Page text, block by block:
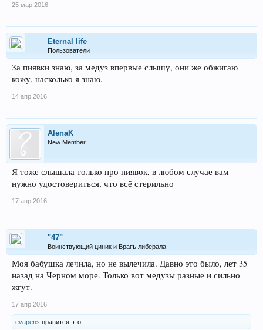
25 мар 2016
Eternal life
Пользователи
За пиявки знаю, за медуз впервые слышу, они же обжигаю
кожу, насколько я знаю.
14 апр 2016
AlenaK
New Member
Я тоже слышала только про пиявок, в любом случае вам
нужно удостовериться, что всё стерильно
17 апр 2016
"47"
Воинствующий циник и Врагъ либерала
Моя бабушка лечила, но не вылечила. Давно это было, лет 35
назад на Черном море. Только вот медузы разные и сильно
жгут.
17 апр 2016
evapens нравится это.